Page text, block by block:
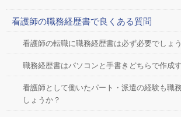
看護師の職務経歴書で良くある質問
看護師の転職に職務経歴書は必ず必要でしょ
職務経歴書はパソコンと手書きどちらで作成
看護師として働いたパート・派遣の経験も職
しょうか？